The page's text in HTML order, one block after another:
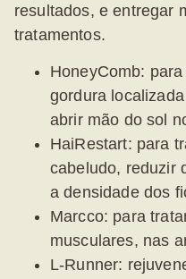
resultados, e entregar
tratamentos.
HoneyComb:
gordura
abrir mão do sol
HaiRestart: para
cabeludo, reduzir
a densidade dos
Marcco: para
musculares, nas
L-Runner: